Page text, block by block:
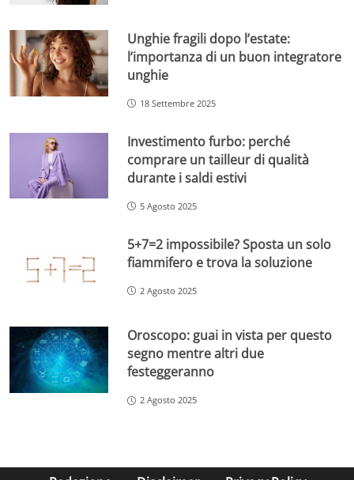
Unghie fragili dopo l’estate:
l’importanza di un buon integratore
unghie
18 Settembre 2025
Investimento furbo: perché
comprare un tailleur di qualità
durante i saldi estivi
5 Agosto 2025
5+7=2 impossibile? Sposta un solo
fiammifero e trova la soluzione
2 Agosto 2025
Oroscopo: guai in vista per questo
segno mentre altri due
festeggeranno
2 Agosto 2025